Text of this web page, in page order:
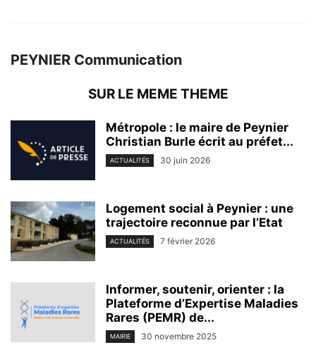
PEYNIER Communication
SUR LE MEME THEME
Métropole : le maire de Peynier
Christian Burle écrit au préfet...
ACTUALITÉS 30 juin 2026
Logement social à Peynier : une
trajectoire reconnue par l’Etat
ACTUALITÉS 7 février 2026
Informer, soutenir, orienter : la
Plateforme d’Expertise Maladies
Rares (PEMR) de...
MAIRIE 30 novembre 2025